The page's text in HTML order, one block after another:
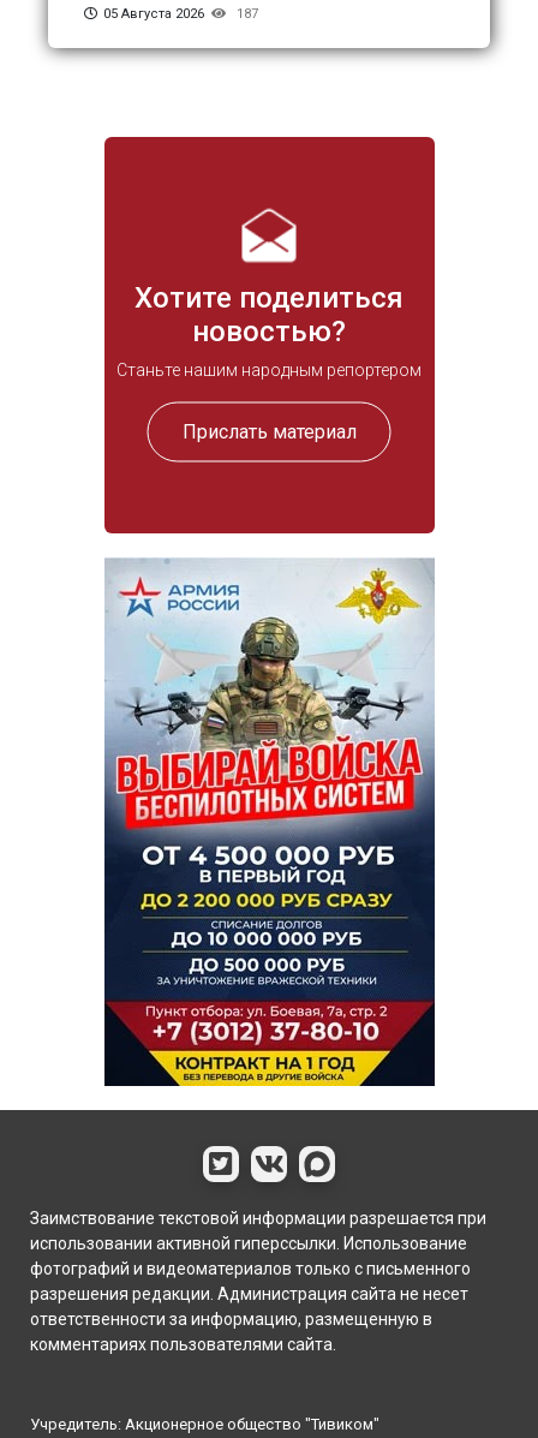
Хотите поделиться
новостью?
Станьте нашим народным репортером
Прислать материал
05 Августа 2026 187
Заимствование текстовой информации разрешается при
использовании активной гиперссылки. Использование
фотографий и видеоматериалов только с письменного
разрешения редакции. Администрация сайта не несет
ответственности за информацию, размещенную в
комментариях пользователями сайта.
Учредитель: Акционерное общество "Тивиком"